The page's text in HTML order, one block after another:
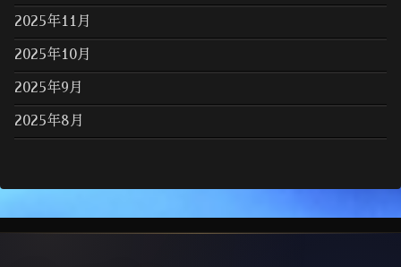
2025年11月
2025年10月
2025年9月
2025年8月